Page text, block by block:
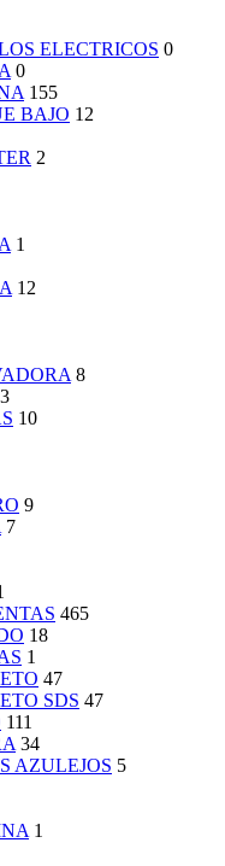
ELECTRICOS 0
0
155
BAJO 12
2
1
12
8
3
10
9
7
465
18
1
47
SDS 47
111
34
AZULEJOS 5
1